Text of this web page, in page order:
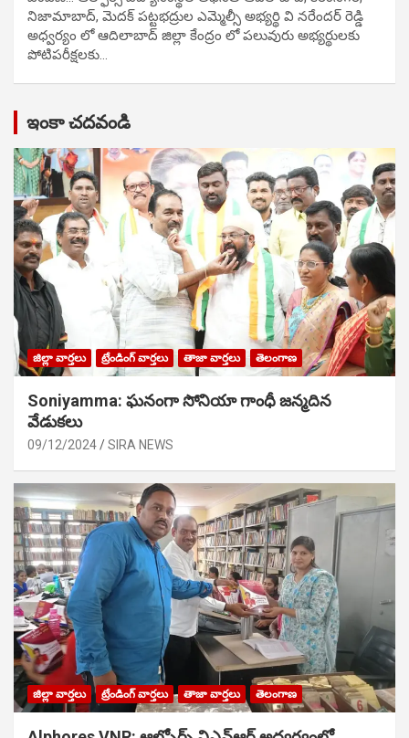
నిజామాబాద్, మెదక్ పట్టభద్రుల ఎమ్మెల్సీ అభ్యర్థి వి నరేందర్ రెడ్డి
అధ్వర్యం లో ఆదిలాబాద్ జిల్లా కేంద్రం లో పలువురు అభ్యర్థులకు
పోటిప‌రీక్ష‌ల‌కు…
ఇంకా చదవండి
జిల్లా వార్తలు ట్రేండింగ్ వార్తలు తాజా వార్తలు తెలంగాణ
Soniyamma: ఘ‌నంగా సోనియా గాంధీ జ‌న్మ‌దిన
వేడుక‌లు
09/12/2024 SIRA NEWS
జిల్లా వార్తలు ట్రేండింగ్ వార్తలు తాజా వార్తలు తెలంగాణ